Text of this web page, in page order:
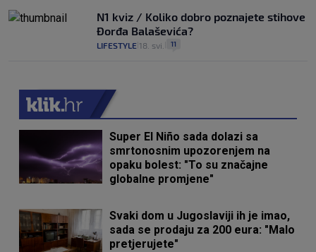
N1 kviz / Koliko dobro poznajete stihove
Đorđa Balaševića?
LIFESTYLE 18. svi. 11
Super El Niño sada dolazi sa
smrtonosnim upozorenjem na
opaku bolest: "To su značajne
globalne promjene"
Svaki dom u Jugoslaviji ih je imao,
sada se prodaju za 200 eura: "Malo
pretjerujete"